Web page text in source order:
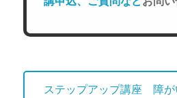
ステップアップ講座 障が